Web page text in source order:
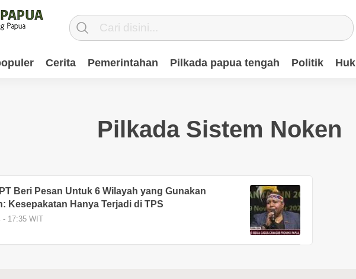
Cerita Pemerintahan Pilkada papua tengah Politik
Pilkada Sistem Noken
Beri Pesan Untuk 6 Wilayah yang Gunakan
Kesepakatan Hanya Terjadi di TPS
- 17:35 WIT